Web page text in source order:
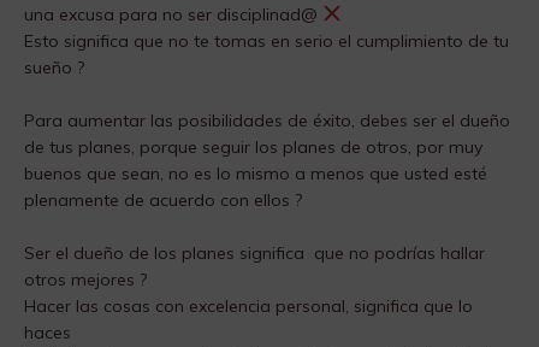
una excusa para no ser disciplinad@
Esto significa que no te tomas en serio el cumplimiento de tu
sueño ?
Para aumentar las posibilidades de éxito, debes ser el dueño
de tus planes, porque seguir los planes de otros, por muy
buenos que sean, no es lo mismo a menos que usted esté
plenamente de acuerdo con ellos ?
Ser el dueño de los planes significa que no podrías hallar
otros mejores ?
Hacer las cosas con excelencia personal, significa que lo
haces